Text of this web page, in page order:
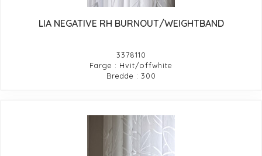
LIA NEGATIVE RH BURNOUT/WEIGHTBAND
3378110
Farge : Hvit/offwhite
Bredde : 300